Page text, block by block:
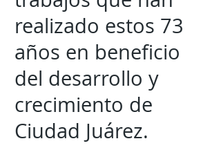
realizado estos 73
años en beneficio
del desarrollo y
crecimiento de
Ciudad Juárez.